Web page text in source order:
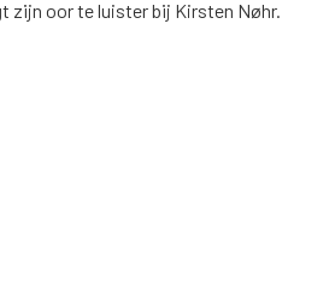
zijn oor te luister bij Kirsten Nøhr.